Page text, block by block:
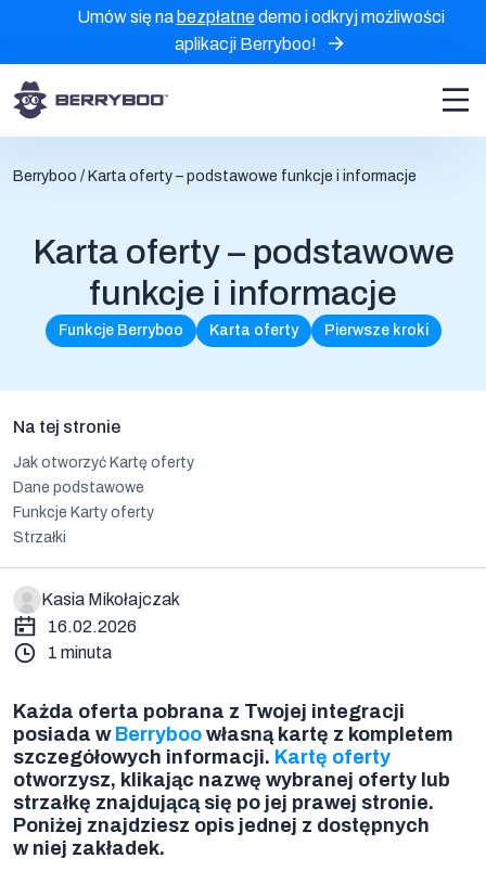
Umów się na bezpłatnedemo i odkryj możliwości
aplikacji Berryboo!
Berryboo / Karta oferty – podstawowe funkcje i informacje
Karta oferty – podstawowe
funkcje i informacje
Funkcje Berryboo Karta oferty Pierwsze kroki
Kasia Mikołajczak
16.02.2026
1 minuta
Każda oferta pobrana z Twojej integracji
posiada w Berryboo własną kartę z kompletem
szczegółowych informacji. Kartę oferty
otworzysz, klikając nazwę wybranej oferty lub
strzałkę znajdującą się po jej prawej stronie.
Poniżej znajdziesz opis jednej z dostępnych
w niej zakładek.
Na tej stronie
Jak otworzyć Kartę oferty
Dane podstawowe
Funkcje Karty oferty
Strzałki